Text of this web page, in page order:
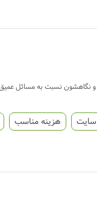
نگاهشون نسبت به مسائل عمیق
سایت هزینه مناسب